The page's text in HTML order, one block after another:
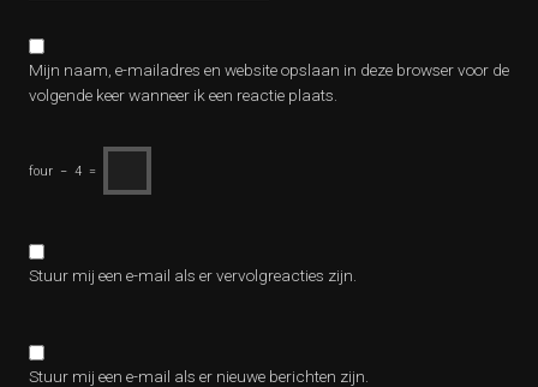
Mijn naam, e-mailadres en website opslaan in deze browser voor de
volgende keer wanneer ik een reactie plaats.
four − 4 =
Stuur mij een e-mail als er vervolgreacties zijn.
Stuur mij een e-mail als er nieuwe berichten zijn.